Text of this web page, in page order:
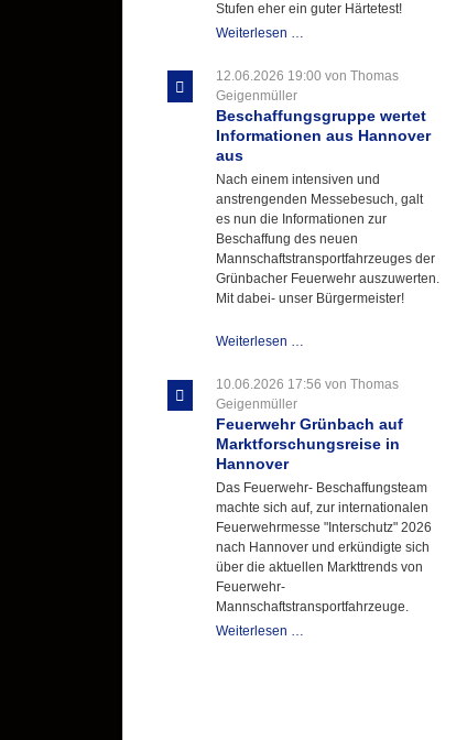
Stufen eher ein guter Härtetest!
Weiterlesen …
ihre
12.06.2026 19:00 von Thomas
Geigenmüller
Beschaffungsgruppe wertet
Informationen aus Hannover
aus
Nach einem intensiven und
anstrengenden Messebesuch, galt
es nun die Informationen zur
Beschaffung des neuen
Mannschaftstransportfahrzeuges der
Grünbacher Feuerwehr auszuwerten.
Mit dabei- unser Bürgermeister!
Weiterlesen …
Informationen
Hannover
aus
10.06.2026 17:56 von Thomas
Geigenmüller
Feuerwehr Grünbach auf
Marktforschungsreise in
Hannover
Das Feuerwehr- Beschaffungsteam
machte sich auf, zur internationalen
Feuerwehrmesse "Interschutz" 2026
nach Hannover und erkündigte sich
über die aktuellen Markttrends von
Feuerwehr-
Mannschaftstransportfahrzeuge.
Weiterlesen …